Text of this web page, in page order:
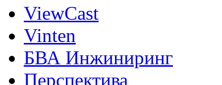
ViewCast
Vinten
БВА Инжиниринг
Перспектива